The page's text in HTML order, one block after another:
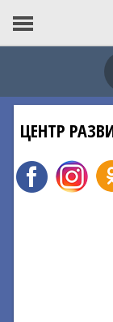
ЦЕНТР